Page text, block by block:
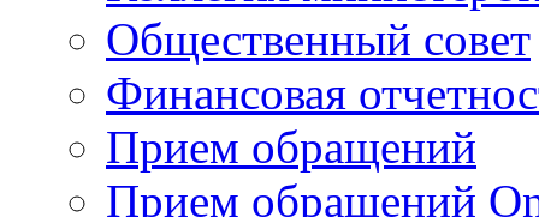
Общественный совет
Финансовая
Прием обращений
Прием обращений